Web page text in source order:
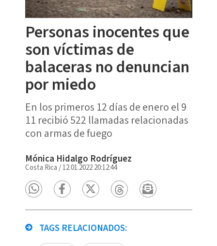
Personas inocentes que
son víctimas de
balaceras no denuncian
por miedo
En los primeros 12 días de enero el 9
11 recibió 522 llamadas relacionadas
con armas de fuego
Mónica Hidalgo Rodríguez
Costa Rica /12.01.2022 20:12:44
TAGS RELACIONADOS: